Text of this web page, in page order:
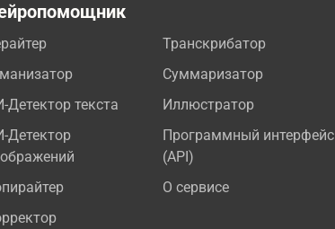
Детектор текста
Детектор
Транскрибатор
Суммаризатор
Иллюстратор
Программный интерфейс
(API)
О сервисе